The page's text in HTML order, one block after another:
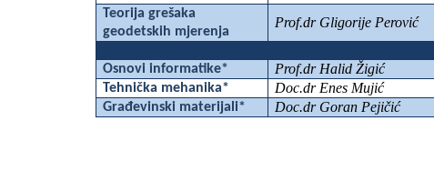
Teorija grešaka
geodetskih mjerenja
Prof.dr Gligorije Perović
Osnovi informatike* Prof.dr Halid Žigić
Tehnička mehanika*
Doc.dr Enes Mujić
Građevinski materijali*
Doc.dr Goran Pejičić